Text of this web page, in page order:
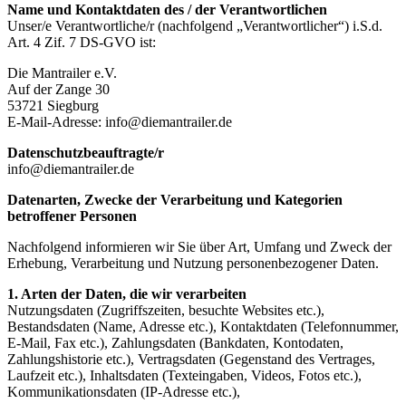
Name und Kontaktdaten des / der Verantwortlichen
Unser/e Verantwortliche/r (nachfolgend „Verantwortlicher“) i.S.d.
Art. 4 Zif. 7 DS-GVO ist:
Die Mantrailer e.V.
Auf der Zange 30
53721 Siegburg
E-Mail-Adresse: info@diemantrailer.de
Datenschutzbeauftragte/r
info@diemantrailer.de
Datenarten, Zwecke der Verarbeitung und Kategorien
betroffener Personen
Nachfolgend informieren wir Sie über Art, Umfang und Zweck der
Erhebung, Verarbeitung und Nutzung personenbezogener Daten.
1. Arten der Daten, die wir verarbeiten
Nutzungsdaten (Zugriffszeiten, besuchte Websites etc.),
Bestandsdaten (Name, Adresse etc.), Kontaktdaten (Telefonnummer,
E-Mail, Fax etc.), Zahlungsdaten (Bankdaten, Kontodaten,
Zahlungshistorie etc.), Vertragsdaten (Gegenstand des Vertrages,
Laufzeit etc.), Inhaltsdaten (Texteingaben, Videos, Fotos etc.),
Kommunikationsdaten (IP-Adresse etc.),